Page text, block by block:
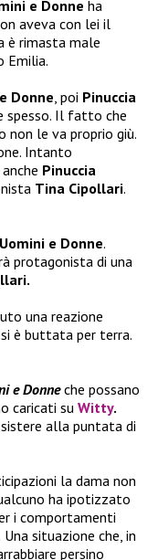
e Donne ha
aveva con lei il
è rimasta male
Emilia.
Donne , poi Pinuccia
spesso. Il fatto che
non le va proprio giù.
Intanto
, anche Pinuccia
Tina Cipollari.
Uomini e Donne.
protagonista di una
una reazione
è buttata per terra.
e Donneche possano
caricati su Witty.
alla puntata di
la dama non
ha ipotizzato
i comportamenti
Una situazione che, in
persino